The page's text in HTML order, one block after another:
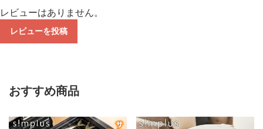
レビューはありません。
レビューを投稿
おすすめ商品